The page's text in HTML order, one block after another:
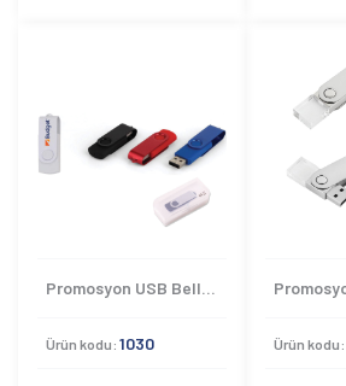
Promosyon USB Bellek 1030
Ürün kodu: 1030 Ürün kodu: